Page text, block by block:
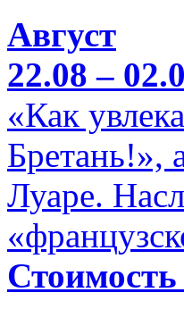
Август
22.08 –
«Как
Бретань!»,
Луаре.
Стоимость